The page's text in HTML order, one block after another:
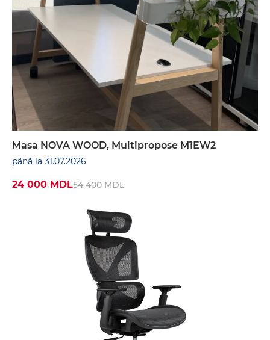
Masa NOVA WOOD, Multipropose M1EW2
până la 31.07.2026
24 000 MDL54 400 MDL